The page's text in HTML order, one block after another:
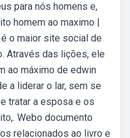
para nós homens e,
homem ao maximo |
o maior site social de
Através das lições, ele
ao máximo de edwin
a liderar o lar, sem se
tratar a esposa e os
Webo documento
relacionados ao livro e